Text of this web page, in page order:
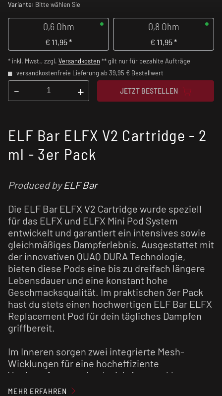
Variante: Bitte wählen Sie
0,6 Ohm
€ 11,95*
0,8 Ohm
€ 11,95*
* inkl. Mwst., zzgl. Versandkosten ** gilt nur für bezahlte Aufträge
versandkostenfreie Lieferung ab 39,95 € Bestellwert
- + JETZT BESTELLEN
ELF Bar ELFX V2 Cartridge - 2
ml - 3er Pack
Produced byELF Bar
Die ELF Bar ELFX V2 Cartridge wurde speziell
für das ELFX und ELFX Mini Pod System
entwickelt und garantiert ein intensives sowie
gleichmäßiges Dampferlebnis. Ausgestattet mit
der innovativen QUAQ DURA Technologie,
bieten diese Pods eine bis zu dreifach längere
Lebensdauer und eine konstant hohe
Geschmacksqualität. Im praktischen 3er Pack
hast du stets einen hochwertigen ELF Bar ELFX
Replacement Pod für dein tägliches Dampfen
griffbereit.
Im Inneren sorgen zwei integrierte Mesh-
Wicklungen für eine hocheffiziente
Verdampfung, wodurch sich Aromen klar
entfalten und eine dichte Dampfentwicklung
MEHR ERFAHREN